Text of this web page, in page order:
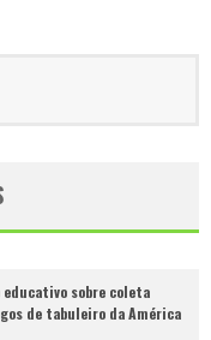
sobre coleta
de tabuleiro da América